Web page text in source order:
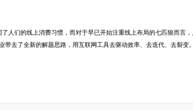
们的线上消费习惯，而对于早已开始注重线上布局的七匹狼而言，
去了全新的解题思路，用互联网工具去驱动效率、去迭代、去裂变。